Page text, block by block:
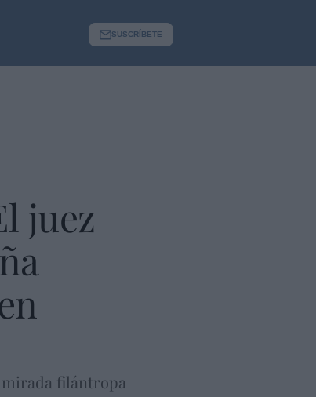
SUSCRÍBETE
juez
filántropa